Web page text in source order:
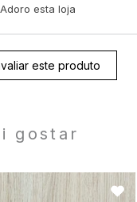
esta loja
este produto
gostar